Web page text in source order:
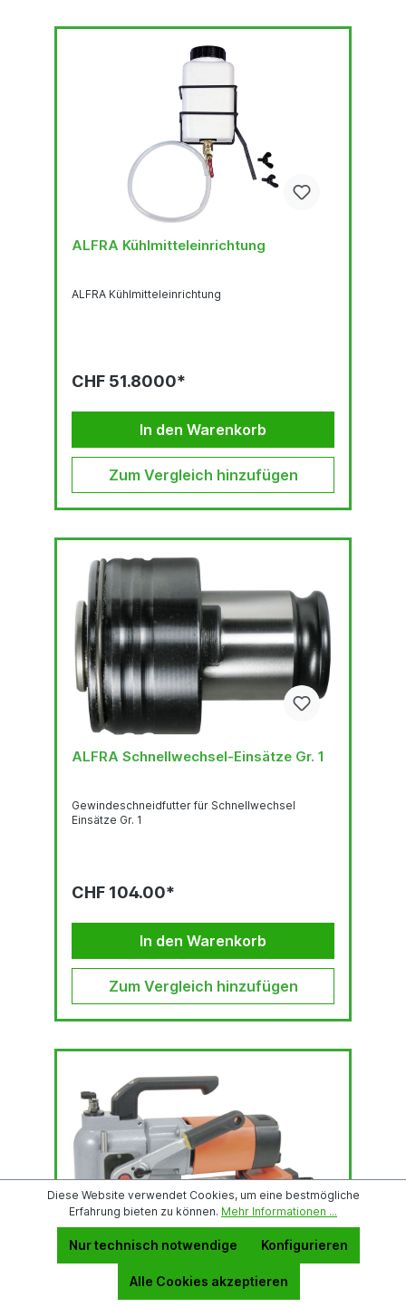
ALFRA Kühlmitteleinrichtung
ALFRA Kühlmitteleinrichtung
CHF 51.8000*
In den Warenkorb
Zum Vergleich hinzufügen
ALFRA Schnellwechsel-Einsätze Gr. 1
Gewindeschneidfutter für Schnellwechsel
Einsätze Gr. 1
CHF 104.00*
In den Warenkorb
Zum Vergleich hinzufügen
ALFRA Rotabest
Metallkernbohrmaschine V 40
Diese Website verwendet Cookies, um eine bestmögliche
Erfahrung bieten zu können. Mehr Informationen ...
Nur technisch notwendige Konfigurieren
Alle Cookies akzeptieren